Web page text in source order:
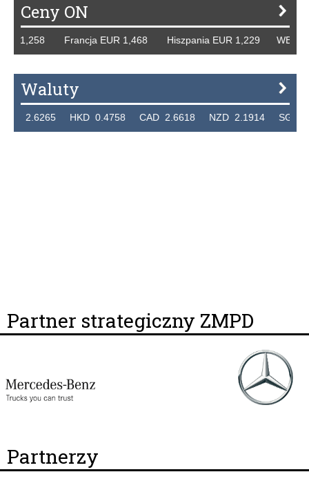
Ceny ON
1,258 Francja EUR 1,468 Hiszpania EUR 1,229 WB
Waluty
2.6265 HKD 0.4758 CAD 2.6618 NZD 2.1914 SGD
Partner strategiczny ZMPD
Partnerzy